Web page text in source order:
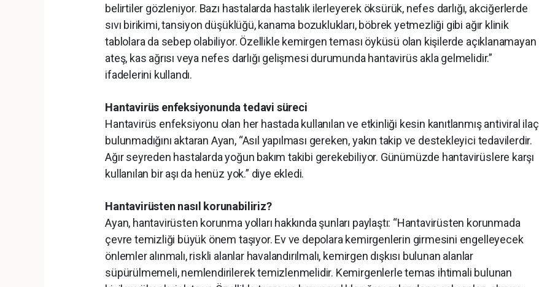
belirtiler gözleniyor. Bazı hastalarda hastalık ilerleyerek öksürük, nefes darlığı, akciğerlerde
sıvı birikimi, tansiyon düşüklüğü, kanama bozuklukları, böbrek yetmezliği gibi ağır klinik
tablolara da sebep olabiliyor. Özellikle kemirgen teması öyküsü olan kişilerde açıklanamayan
ateş, kas ağrısı veya nefes darlığı gelişmesi durumunda hantavirüs akla gelmelidir.”
ifadelerini kullandı.
Hantavirüs enfeksiyonunda tedavi süreci
Hantavirüs enfeksiyonu olan her hastada kullanılan ve etkinliği kesin kanıtlanmış antiviral ilaç
bulunmadığını aktaran Ayan, “Asıl yapılması gereken, yakın takip ve destekleyici tedavilerdir.
Ağır seyreden hastalarda yoğun bakım takibi gerekebiliyor. Günümüzde hantavirüslere karşı
kullanılan bir aşı da henüz yok.” diye ekledi.
Hantavirüsten nasıl korunabiliriz?
Ayan, hantavirüsten korunma yolları hakkında şunları paylaştı: “Hantavirüsten korunmada
çevre temizliği büyük önem taşıyor. Ev ve depolara kemirgenlerin girmesini engelleyecek
önlemler alınmalı, riskli alanlar havalandırılmalı, kemirgen dışkısı bulunan alanlar
süpürülmemeli, nemlendirilerek temizlenmelidir. Kemirgenlerle temas ihtimali bulunan